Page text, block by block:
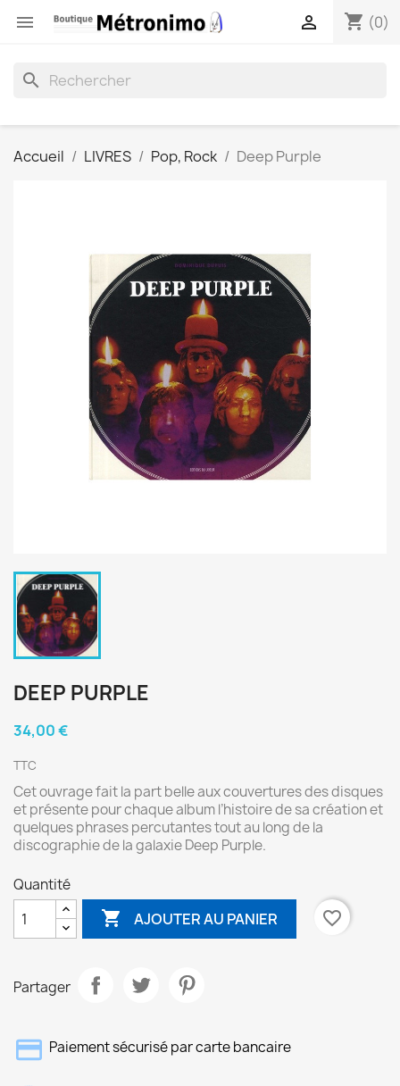
 shopping_cart (0)

search
Accueil LIVRES Pop, Rock Deep Purple
DEEP PURPLE
34,00 €
TTC
Cet ouvrage fait la part belle aux couvertures des disques
et présente pour chaque album l’histoire de sa création et
quelques phrases percutantes tout au long de la
discographie de la galaxie Deep Purple.
Quantité
 AJOUTER AU PANIER favorite_border
Partager
Paiement sécurisé par carte bancaire